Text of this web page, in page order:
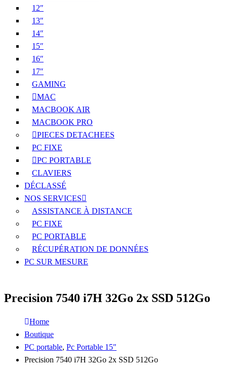
12″
13″
14″
15″
16″
17″
GAMING
MAC
MACBOOK AIR
MACBOOK PRO
PIECES DETACHEES
PC FIXE
PC PORTABLE
CLAVIERS
DÉCLASSÉ
NOS SERVICES
ASSISTANCE À DISTANCE
PC FIXE
PC PORTABLE
RÉCUPÉRATION DE DONNÉES
PC SUR MESURE
Precision 7540 i7H 32Go 2x SSD 512Go
Home
Boutique
PC portable, Pc Portable 15"
Precision 7540 i7H 32Go 2x SSD 512Go